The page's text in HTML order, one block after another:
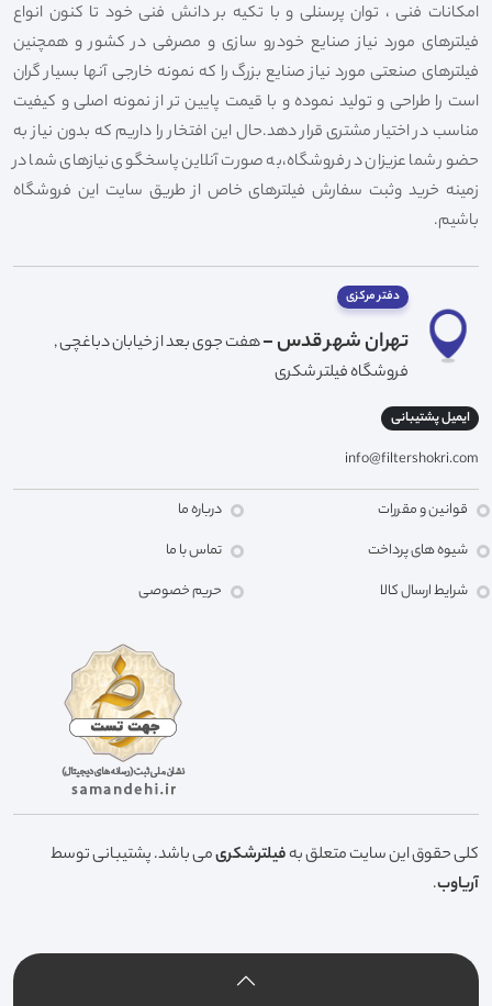
امکانات فنی ، توان پرسنلی و با تکیه بر دانش فنی خود تا کنون انواع
فیلترهای مورد نیاز صنایع خودرو سازی و مصرفی در کشور و همچنین
فیلترهای صنعتی مورد نیاز صنایع بزرگ را که نمونه خارجی آنها بسیار گران
است را طراحی و تولید نموده و با قیمت پایین تر از نمونه اصلی و کیفیت
مناسب در اختیار مشتری قرار دهد.حال این افتخار را داریم که بدون نیاز به
حضور شما عزیزان در فروشگاه،به صورت آنلاین پاسخگوی نیازهای شما در
زمینه خرید وثبت سفارش فیلترهای خاص از طریق سایت این فروشگاه
باشیم.
دفتر مرکزی
تهران شهر قدس -هفت جوی بعد از خیابان دباغچی ,
فروشگاه فیلتر شکری
ایمیل پشتیبانی
info@filtershokri.com
قوانین و مقررات
شیوه های پرداخت
شرایط ارسال کالا
درباره ما
تماس با ما
حریم خصوصی
کلی حقوق این سایت متعلق بهفیلترشکریمی باشد. پشتیبانی توسط
آریاوب.